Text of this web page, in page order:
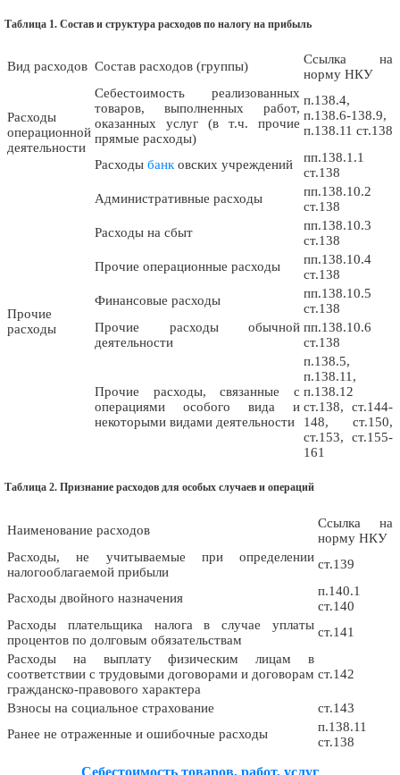
Таблица 1. Состав и структура расходов по налогу на прибыль
Вид расходов Состав расходов (группы)
Ссылка на
норму НКУ
Расходы
операционной
деятельности
Себестоимость реализованных
товаров, выполненных работ,
оказанных услуг (в т.ч. прочие
прямые расходы)
п.138.4,
п.138.6-138.9,
п.138.11 ст.138
Расходы банк овских учреждений
пп.138.1.1
ст.138
Прочие
расходы
Административные расходы
пп.138.10.2
ст.138
Расходы на сбыт
пп.138.10.3
ст.138
Прочие операционные расходы
пп.138.10.4
ст.138
Финансовые расходы
пп.138.10.5
ст.138
Прочие расходы обычной
деятельности
пп.138.10.6
ст.138
Прочие расходы, связанные с
операциями особого вида и
некоторыми видами деятельности
п.138.5,
п.138.11,
п.138.12
ст.138, ст.144-
148, ст.150,
ст.153, ст.155-
161
Таблица 2. Признание расходов для особых случаев и операций
Наименование расходов
Ссылка на
норму НКУ
Расходы, не учитываемые при определении
налогооблагаемой прибыли
ст.139
Расходы двойного назначения
п.140.1
ст.140
Расходы плательщика налога в случае уплаты
процентов по долговым обязательствам
ст.141
Расходы на выплату физическим лицам в
соответствии с трудовыми договорами и договорам
гражданско-правового характера
ст.142
Взносы на социальное страхование
ст.143
Ранее не отраженные и ошибочные расходы
п.138.11
ст.138
Себестоимость товаров, работ, услуг